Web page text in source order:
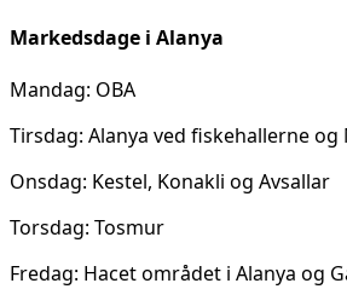
Markedsdage i Alanya
Mandag: OBA
Tirsdag: Alanya ved fiskehallerne
Onsdag: Kestel, Konakli og Avsallar
Torsdag: Tosmur
Fredag: Hacet området i Alanya og